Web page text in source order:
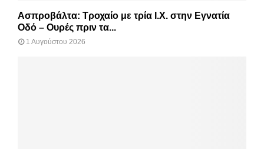
Ασπροβάλτα: Τροχαίο με τρία Ι.Χ. στην Εγνατία
Οδό – Ουρές πριν τα...
1 Αυγούστου 2026